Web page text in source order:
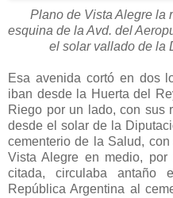
Plano de Vista Alegre la
esquina de la Avd. del
el solar vallado de la
Esa avenida cortó en dos
iban desde la Huerta del
Riego por un lado, con sus
desde el solar de la
cementerio de la Salud,
Vista Alegre en medio,
citada, circulaba
República Argentina al